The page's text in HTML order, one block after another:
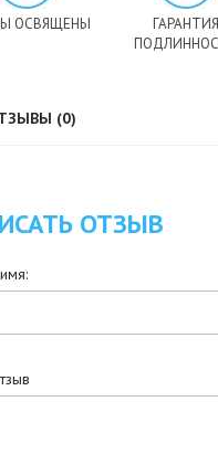
ОСВЯЩЕНЫ
ГАРАНТИЯ
(0)
ОТЗЫВ